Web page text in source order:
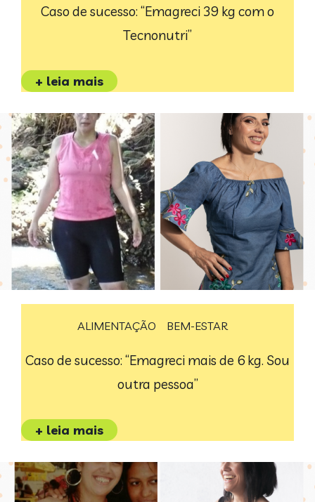
Caso de sucesso: “Emagreci 39 kg com o
Tecnonutri”
+ leia mais
ALIMENTAÇÃO BEM-ESTAR
Caso de sucesso: “Emagreci mais de 6 kg. Sou
outra pessoa”
+ leia mais